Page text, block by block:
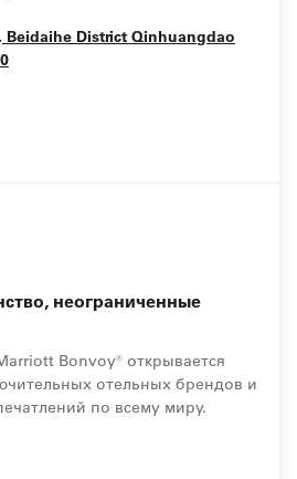
Beidaihe District Qinhuangdao
Opens In New Window
неограниченные
Bonvoy® открывается
отельных брендов и
по всему миру.